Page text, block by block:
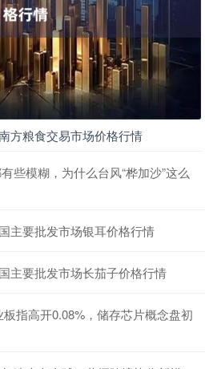
方粮食交易市场价格行情
些模糊，为什么台风“桦加沙”这么
主要批发市场银耳价格行情
主要批发市场长茄子价格行情
指高开0.08%，储存芯片概念盘初